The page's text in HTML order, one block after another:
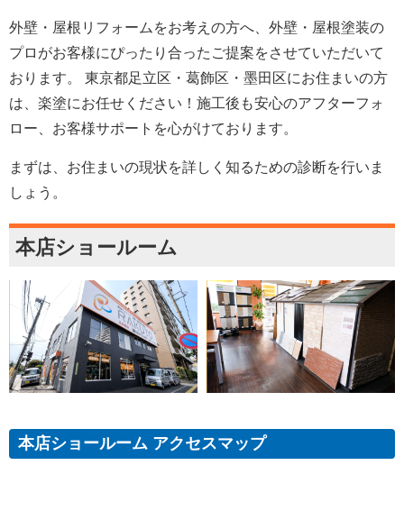
外壁・屋根リフォームをお考えの方へ、外壁・屋根塗装の
プロがお客様にぴったり合ったご提案をさせていただいて
おります。 東京都足立区・葛飾区・墨田区にお住まいの方
は、楽塗にお任せください！施工後も安心のアフターフォ
ロー、お客様サポートを心がけております。
まずは、お住まいの現状を詳しく知るための診断を行いま
しょう。
本店ショールーム
本店ショールーム アクセスマップ